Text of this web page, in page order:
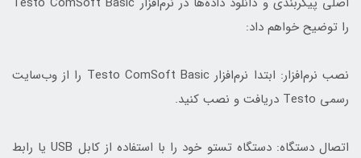
را توضیح خواهم داد:
نصب نرم‌افزار: ابتدا نرم‌افزار Testo ComSoft Basic را از وب‌سایت
رسمی Testo دریافت و نصب کنید.
اتصال دستگاه: دستگاه تستو خود را با استفاده از کابل USB یا رابط